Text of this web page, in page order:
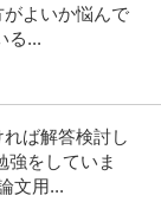
属性などに応じ、
ル解決支援サー
よいか悩んで
る...
ば解答検討し
強をしていま
文用...